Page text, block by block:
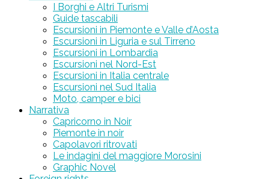
I Borghi e Altri Turismi
Guide tascabili
Escursioni in Piemonte e Valle d’Aosta
Escursioni in Liguria e sul Tirreno
Escursioni in Lombardia
Escursioni nel Nord-Est
Escursioni in Italia centrale
Escursioni nel Sud Italia
Moto, camper e bici
Narrativa
Capricorno in Noir
Piemonte in noir
Capolavori ritrovati
Le indagini del maggiore Morosini
Graphic Novel